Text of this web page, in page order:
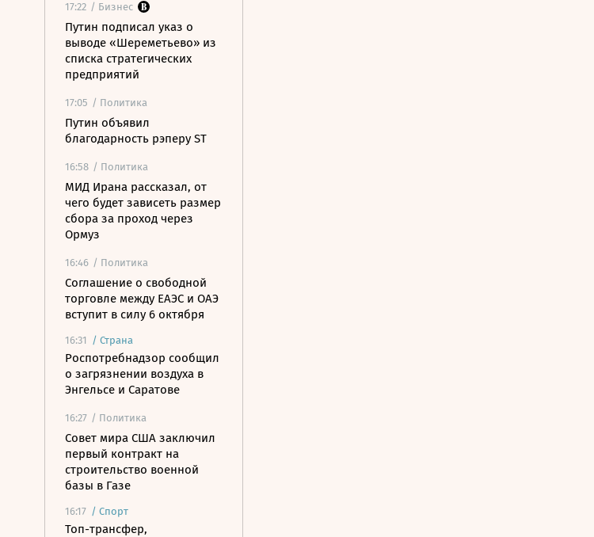
17:22 / Бизнес
Путин подписал указ о
выводе «Шереметьево» из
списка стратегических
предприятий
17:05 / Политика
Путин объявил
благодарность рэперу ST
16:58 / Политика
МИД Ирана рассказал, от
чего будет зависеть размер
сбора за проход через
Ормуз
16:46 / Политика
Соглашение о свободной
торговле между ЕАЭС и ОАЭ
вступит в силу 6 октября
16:31 / Страна
Роспотребнадзор сообщил
о загрязнении воздуха в
Энгельсе и Саратове
16:27 / Политика
Совет мира США заключил
первый контракт на
строительство военной
базы в Газе
16:17 / Спорт
Топ-трансфер,